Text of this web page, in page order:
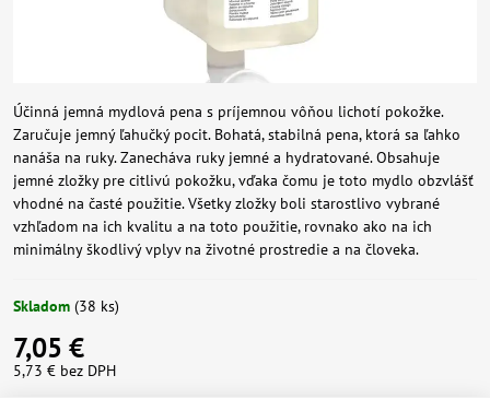
Účinná jemná mydlová pena s príjemnou vôňou lichotí pokožke.
Zaručuje jemný ľahučký pocit. Bohatá, stabilná pena, ktorá sa ľahko
nanáša na ruky. Zanecháva ruky jemné a hydratované. Obsahuje
jemné zložky pre citlivú pokožku, vďaka čomu je toto mydlo obzvlášť
vhodné na časté použitie. Všetky zložky boli starostlivo vybrané
vzhľadom na ich kvalitu a na toto použitie, rovnako ako na ich
minimálny škodlivý vplyv na životné prostredie a na človeka.
Skladom (38 ks)
7,05 €
5,73 € bez DPH